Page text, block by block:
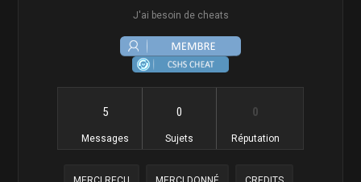
J'ai besoin de cheats
5
Messages
0
Sujets
0
Réputation